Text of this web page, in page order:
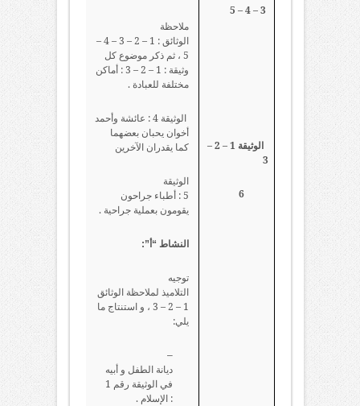
الوثيقة 1 – 2 –
3
6
ملاحظة
الوثائق : 1 – 2 – 3 – 4 –
5 ، ثم ذكر موضوع كل
وثيقة : 1 – 2 – 3 : أماكن
مختلفة للعبادة .
الوثيقة 4 : عائشة وأحمد
أخوان يحبان بعضهما
كما يقدران الآخرين
الوثيقة
5 : أطباء جراحون
يقومون بعملية جراحية .
النشاط “أ”:
توجيه
التلاميذ لملاحظة الوثائق
1 – 2 – 3 ، و استنتاج ما
يلي:
–
ديانة الطفل و أبيه
في الوثيقة رقم 1
: الإسلام .